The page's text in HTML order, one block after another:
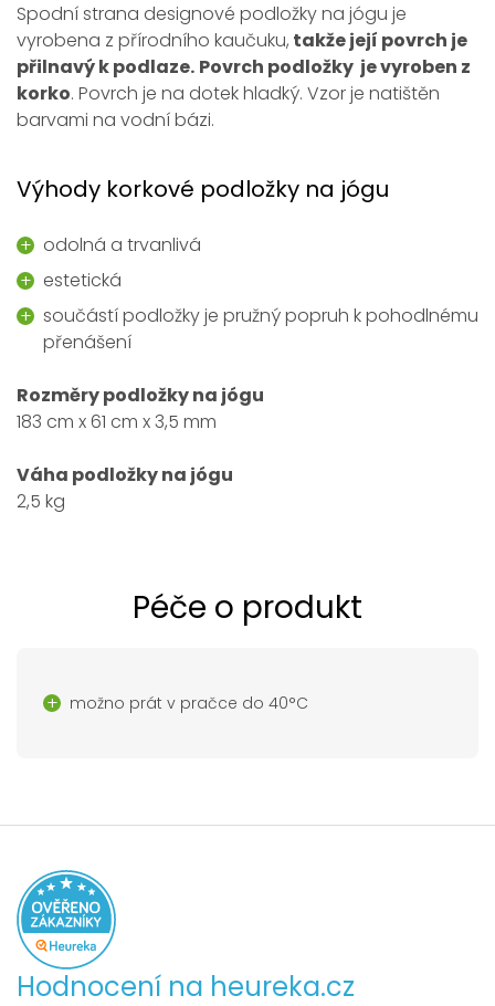
Spodní strana designové podložky na jógu je
vyrobena z přírodního kaučuku, takže její povrch je
přilnavý k podlaze. Povrch podložky je vyroben z
korko. Povrch je na dotek hladký. Vzor je natištěn
barvami na vodní bázi.
Výhody korkové podložky na jógu
odolná a trvanlivá
estetická
součástí podložky je pružný popruh k pohodlnému
přenášení
Rozměry podložky na jógu
183 cm x 61 cm x 3,5 mm
Váha podložky na jógu
2,5 kg
Péče o produkt
možno prát v pračce do 40°C
Hodnocení na heureka.cz